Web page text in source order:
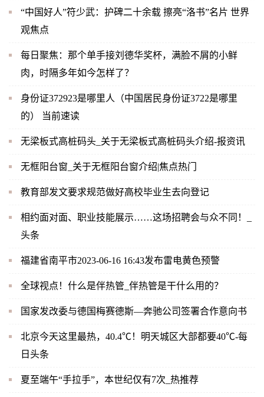
“中国好人”符少武：护碑二十余载 擦亮“洛书”名片 世界
观焦点
每日聚焦：那个单手接刘德华奖杯，满脸不屑的小鲜
肉，时隔多年如今怎样了？
身份证372923是哪里人（中国居民身份证3722是哪里
的） 当前速读
无梁板式高桩码头_关于无梁板式高桩码头介绍-报资讯
无框阳台窗_关于无框阳台窗介绍|焦点热门
教育部发文要求规范做好高校毕业生去向登记
相约面对面、职业技能展示……这场招聘会与众不同！_
头条
福建省南平市2023-06-16 16:43发布雷电黄色预警
全球视点！什么是伴热管_伴热管是干什么用的？
国家发改委与德国梅赛德斯—奔驰公司签署合作意向书
北京今天这里最热，40.4℃！明天城区大部都要40℃-每
日头条
夏至端午“手拉手”，本世纪仅有7次_热推荐